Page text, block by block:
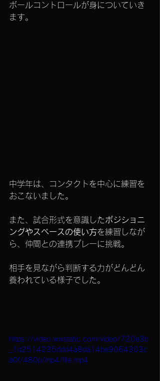
ボールコントロールが身についていき
ます。
中学年は、コンタクトを中心に練習を
おこないました。
また、試合形式を意識したポジショニ
ングやスペースの使い方を練習しなが
ら、仲間との連携プレーに挑戦。
相手を見ながら判断する力がどんどん
養われている様子でした。
https://video.wixstatic.com/video/720e3b
_1d2514235ddd4a8da14be9064303c
a0f/480p/mp4/file.mp4